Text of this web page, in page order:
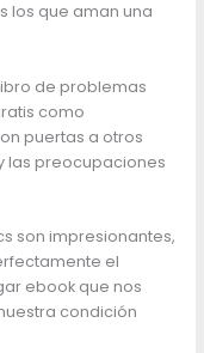
los que aman una
de problemas
como
puertas a otros
las preocupaciones
son impresionantes,
el
ebook que nos
condición